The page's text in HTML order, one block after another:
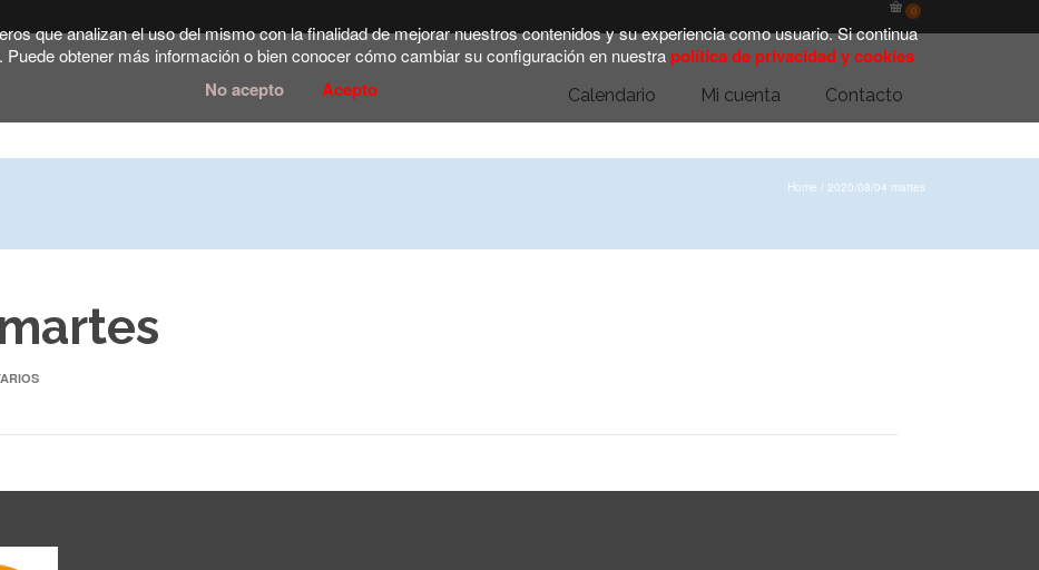
que analizan el uso del mismo con la finalidad de mejorar nuestros contenidos y su experiencia como usuario. Si continua
obtener más información o bien conocer cómo cambiar su configuración en nuestra política de privacidad y cookies
No acepto
Acepto
0
Calendario Mi cuenta Contacto
Home / 2020/08/04 martes